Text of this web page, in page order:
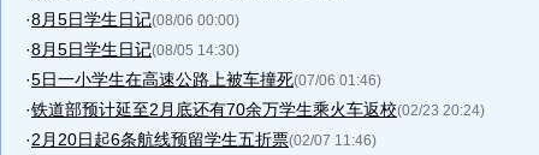
·8月5日学生日记(08/06 00:00)
·8月5日学生日记(08/05 14:30)
·5日一小学生在高速公路上被车撞死(07/06 01:46)
·铁道部预计延至2月底还有70余万学生乘火车返校(02/23 20:24)
·2月20日起6条航线预留学生五折票(02/07 11:46)